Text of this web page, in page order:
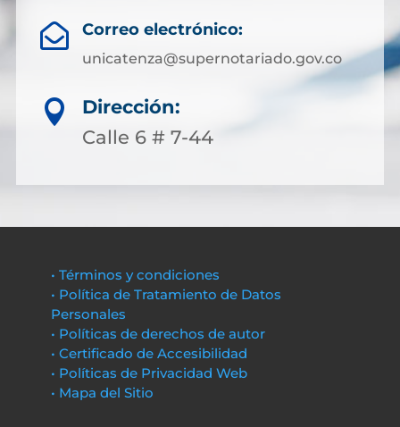
 Correo electrónico:
unicatenza@supernotariado.gov.co

Dirección:
Calle 6 # 7-44
• Términos y condiciones
• Política de Tratamiento de Datos
Personales
• Políticas de derechos de autor
• Certificado de Accesibilidad
• Políticas de Privacidad Web
• Mapa del Sitio